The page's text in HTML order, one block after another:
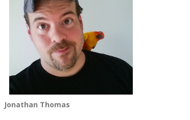
Jonathan Thomas